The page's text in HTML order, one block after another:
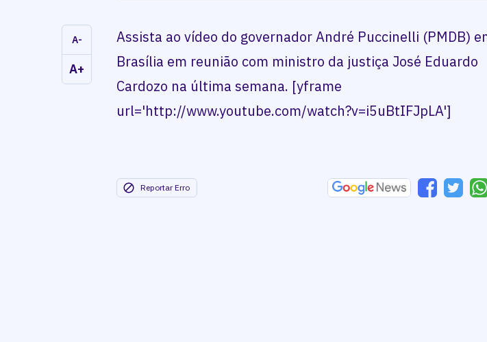
A-
A+
Assista ao vídeo do governador André Puccinelli (PMDB)
Brasília em reunião com ministro da justiça José Eduardo
Cardozo na última semana. [yframe
url='http://www.youtube.com/watch?v=i5uBtIFJpLA']
Reportar Erro